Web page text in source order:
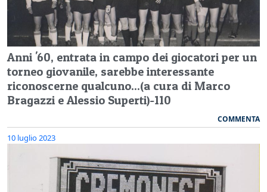
Anni '60, entrata in campo dei giocatori per un
torneo giovanile, sarebbe interessante
riconoscerne qualcuno...(a cura di Marco
Bragazzi e Alessio Superti)-110
COMMENTA
10 luglio 2023